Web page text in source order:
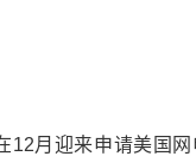
12月迎来申请美国